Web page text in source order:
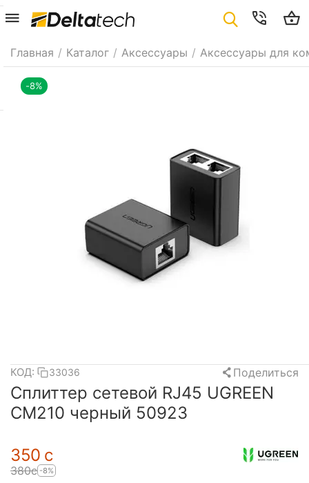
Главная / Каталог / Аксессуары / Аксессуары для
-8%
КОД: 33036 Поделиться
Сплиттер сетевой RJ45 UGREEN
CM210 черный 50923
‍350‍ с
‍380‍с -8%